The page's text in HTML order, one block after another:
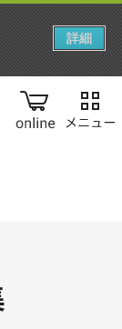
online
詳細